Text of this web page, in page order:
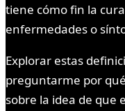
tiene cómo fin la
enfermedades o
Explorar estas
preguntarme por
sobre la idea de que